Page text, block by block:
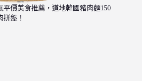
平價美食推薦，道地韓國豬肉麵150
盤！